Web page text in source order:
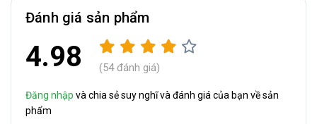
Đánh giá sản phẩm
4.98 (54 đánh giá)
Đăng nhập và chia sẻ suy nghĩ và đánh giá của bạn về sản
phẩm